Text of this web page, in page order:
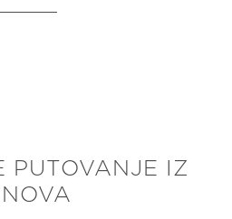
PUTOVANJE IZ